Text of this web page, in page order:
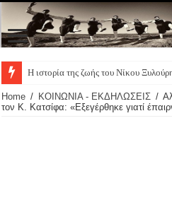
Η ιστορία της ζωής του Νίκου
Home / ΚΟΙΝΩΝΙΑ - ΕΚΔΗΛΩΣΕΙΣ /
τον Κ. Κατσίφα: «Eξεγέρθηκε γιατί